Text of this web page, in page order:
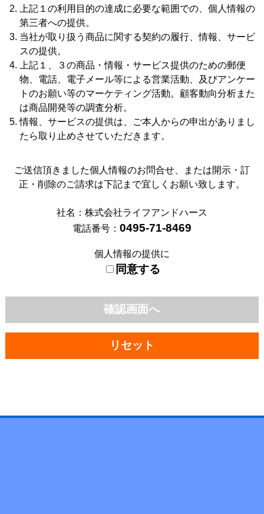
上記１の利用目的の達成に必要な範囲での、個人情報の
第三者への提供。
当社が取り扱う商品に関する契約の履行、情報、サービ
スの提供。
上記１、３の商品・情報・サービス提供のための郵便
物、電話、電子メール等による営業活動、及びアンケー
トのお願い等のマーケティング活動。顧客動向分析また
は商品開発等の調査分析。
情報、サービスの提供は、ご本人からの申出がありまし
たら取り止めさせていただきます。
ご送信頂きました個人情報のお問合せ、または開示・訂
正・削除のご請求は下記まで宜しくお願い致します。
社名：株式会社ライフアンドハース
電話番号： 0495-71-8469
個人情報の提供に
同意する